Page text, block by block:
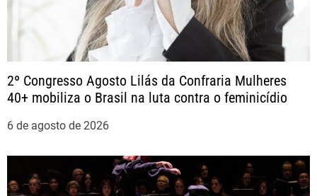
o
t
2º Congresso Agosto Lilás da Confraria Mulheres
40+ mobiliza o Brasil na luta contra o feminicídio
6 de agosto de 2026